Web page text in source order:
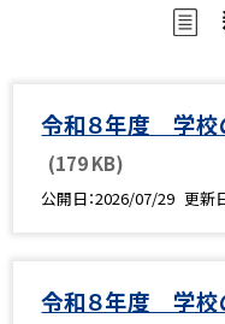
令和８年度 学校
(179 KB)
公開日 2026/07/29 更新
令和８年度 学校